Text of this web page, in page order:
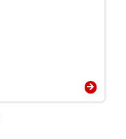
arrow_forward